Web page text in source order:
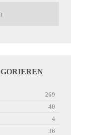
269
40
4
36